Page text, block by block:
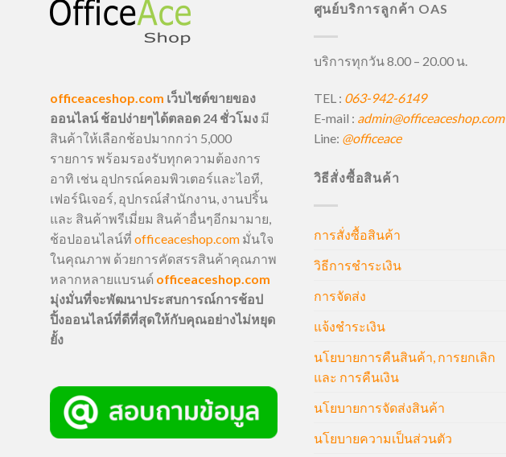
officeaceshop.com เว็บไซต์ขายของ
ออนไลน์ ช้อปง่ายๆได้ตลอด 24 ชั่วโมง มี
สินค้าให้เลือกช้อปมากกว่า 5,000
รายการ พร้อมรองรับทุกความต้องการ
อาทิ เช่น อุปกรณ์คอมพิวเตอร์และไอที,
เฟอร์นิเจอร์, อุปกรณ์สำนักงาน, งานปริ้น
และ สินค้าพรีเมี่ยม สินค้าอื่นๆอีกมามาย,
ช้อปออนไลน์ที่ officeaceshop.com มั่นใจ
ในคุณภาพ ด้วยการคัดสรรสินค้าคุณภาพ
หลากหลายแบรนด์ officeaceshop.com
มุ่งมั่นที่จะพัฒนาประสบการณ์การช้อป
ปิ้งออนไลน์ที่ดีที่สุดให้กับคุณอย่างไม่หยุด
ยั้ง
ศูนย์บริการลูกค้า OAS
บริการทุกวัน 8.00 – 20.00 น.
TEL : 063-942-6149
E-mail : admin@officeaceshop.com
Line: @officeace
วิธีสั่งซื้อสินค้า
การสั่งซื้อสินค้า
วิธีการชำระเงิน
การจัดส่ง
แจ้งชำระเงิน
นโยบายการคืนสินค้า, การยกเลิก
และ การคืนเงิน
นโยบายการจัดส่งสินค้า
นโยบายความเป็นส่วนตัว